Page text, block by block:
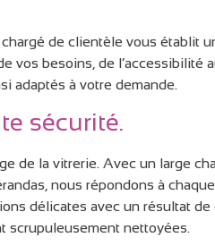
de clientèle vous établit
vos besoins, de l’accessibilité
adaptés à votre demande.
sécurité.
de la vitrerie. Avec un large
nous répondons à
délicates avec un résultat de
scrupuleusement nettoyées.